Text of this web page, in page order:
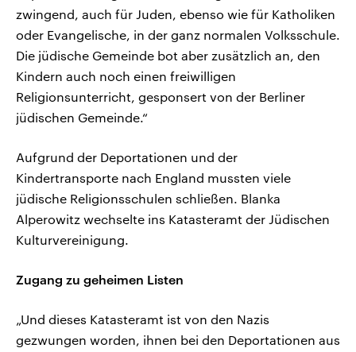
zwingend, auch für Juden, ebenso wie für Katholiken
oder Evangelische, in der ganz normalen Volksschule.
Die jüdische Gemeinde bot aber zusätzlich an, den
Kindern auch noch einen freiwilligen
Religionsunterricht, gesponsert von der Berliner
jüdischen Gemeinde.“
Aufgrund der Deportationen und der
Kindertransporte nach England mussten viele
jüdische Religionsschulen schließen. Blanka
Alperowitz wechselte ins Katasteramt der Jüdischen
Kulturvereinigung.
Zugang zu geheimen Listen
„Und dieses Katasteramt ist von den Nazis
gezwungen worden, ihnen bei den Deportationen aus